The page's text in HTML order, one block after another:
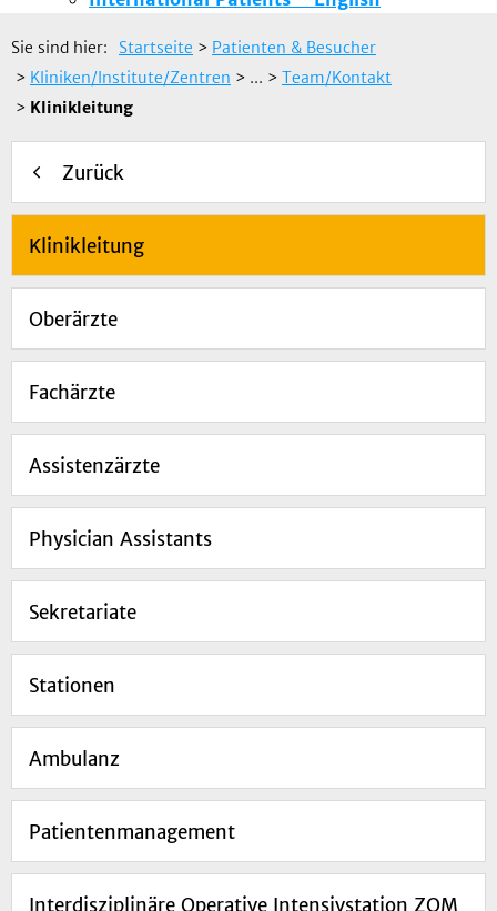
Sie sind hier: Startseite > Patienten & Besucher
> Kliniken/Institute/Zentren > ... > Team/Kontakt
> Klinikleitung
Zurück
Klinikleitung
Oberärzte
Fachärzte
Assistenzärzte
Physician Assistants
Sekretariate
Stationen
Ambulanz
Patientenmanagement
Interdisziplinäre Operative Intensivstation ZOM